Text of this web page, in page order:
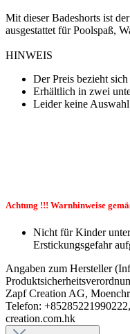
Mit dieser Badeshorts ist
ausgestattet für Poolspaß,
HINWEIS
Der Preis bezieht
Erhältlich in zwei
Leider keine
Achtung !!! Warnhinweise
Nicht für Kinder
Erstickungsgefahr
Angaben zum Hersteller
Zapf Creation AG,
Telefon:
creation.com.hk